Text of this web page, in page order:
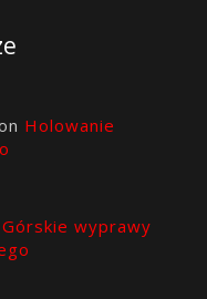
Holowanie
Górskie wyprawy